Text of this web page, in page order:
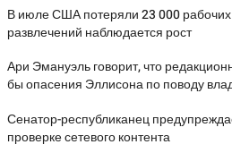
В июле США потеряли 23 000
развлечений наблюдается рост
Ари Эмануэль говорит, что
бы опасения Эллисона по поводу
Сенатор-республиканец
проверке сетевого контента